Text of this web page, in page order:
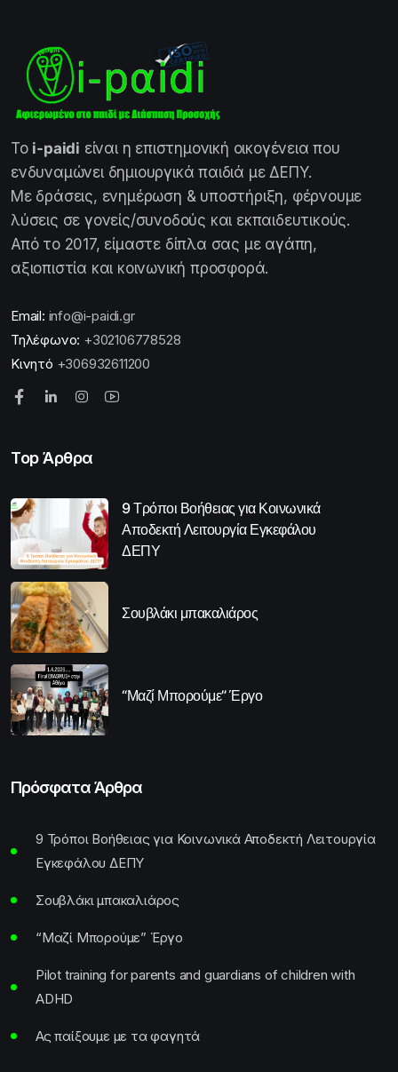
Το i-paidi είναι η επιστημονική οικογένεια που
ενδυναμώνει δημιουργικά παιδιά με ΔΕΠΥ.
Με δράσεις, ενημέρωση & υποστήριξη, φέρνουμε
λύσεις σε γονείς/συνοδούς και εκπαιδευτικούς.
Από το 2017, είμαστε δίπλα σας με αγάπη,
αξιοπιστία και κοινωνική προσφορά.
Email: info@i-paidi.gr
Τηλέφωνο: +302106778528
Κινητό +306932611200
Top Άρθρα
9 Τρόποι Βοήθειας για Κοινωνικά
Αποδεκτή Λειτουργία Εγκεφάλου
ΔΕΠΥ
Σουβλάκι μπακαλιάρος
“Μαζί Μπορούμε” Έργο
Πρόσφατα Άρθρα
9 Τρόποι Βοήθειας για Κοινωνικά Αποδεκτή Λειτουργία
Εγκεφάλου ΔΕΠΥ
Σουβλάκι μπακαλιάρος
“Μαζί Μπορούμε” Έργο
Pilot training for parents and guardians of children with
ADHD
Ας παίξουμε με τα φαγητά